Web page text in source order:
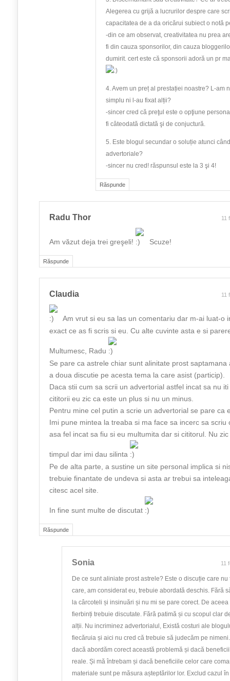
Răspunde
Alegerea cu grijă a lucrurilor despre care
capacitatea de a da oricărui subiect o notă
-din ce am observat, creativitatea nu prea
fi din cauza sponsorilor, din cauza
dumirit. cert este că sponsorii adoră un pr
4. Avem un preț al prestației noastre? L-am
simplu ni l-au fixat alții?
-sincer cred că preţul este o opţiune
fi câteodată dictată şi de conjuctură.
5. Este blogul secundar o soluție atunci
advertoriale?
-sincer nu cred! răspunsul este la 3 şi 4!
Răspunde
Radu Thor 11
Am văzut deja trei greşeli! Scuze!
Răspunde
Claudia 11
Am vrut si eu sa las un comentariu dar m-ai luat-o
exact ce as fi scris si eu. Cu alte cuvinte asta e si
Multumesc, Radu
Se pare ca astrele chiar sunt alinitate prost saptamana
a doua discutie pe acesta tema la care asist (particip).
Daca stii cum sa scrii un advertorial astfel incat sa nu
cititorii eu zic ca este un plus si nu un minus.
Pentru mine cel putin a scrie un advertorial se pare ca
Imi pune mintea la treaba si ma face sa incerc sa scriu
asa fel incat sa fiu si eu multumita dar si cititorul. Nu
timpul dar imi dau silinta
Pe de alta parte, a sustine un site personal implica si
trebuie finantate de undeva si asta ar trebui sa
citesc acel site.
In fine sunt multe de discutat
Sonia 11
De ce sunt aliniate prost astrele? Este o discuție care
care, am considerat eu, trebuie abordată deschis. Fără
la cârcoteli și insinuări și nu mi se pare corect. De
fierbinți trebuie discutate. Fără patimă și cu scopul clar
alții. Nu incriminez advertorialul, Există costuri ale
fiecăruia și aici nu cred că trebuie să judecăm pe
dacă abordăm corect această problemă și dacă
reale. Și mă întrebam și dacă beneficiile celor care
materiale sunt pe măsura așteptărilor lor. Exclud cazul